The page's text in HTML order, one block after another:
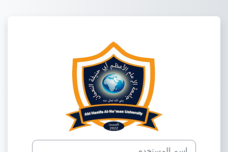
الدخول إلى جامعة
تخطى لتنشيء حسابًا جديدًا
اسم المستخدم